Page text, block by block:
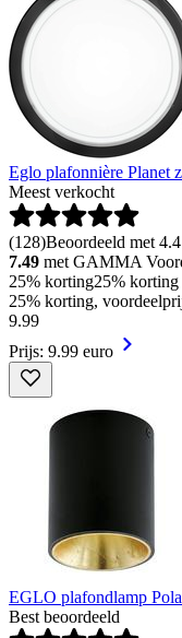
Eglo plafonnière Planet
Meest verkocht
(128)Beoordeeld met
7.49 met GAMMA
25% korting25% korting
25% korting,
9.99
Prijs: 9.99 euro
EGLO plafondlamp
Best beoordeeld